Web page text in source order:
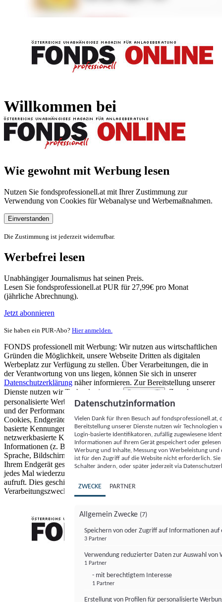
Willkommen bei
Wie gewohnt mit Werbung lesen
Nutzen Sie fondsprofessionell.at mit Ihrer Zustimmung zur
Verwendung von Cookies für Webanalyse und Werbemaßnahmen.
Einverstanden
Die Zustimmung ist jederzeit widerrufbar.
Werbefrei lesen
Unabhängiger Journalismus hat seinen Preis.
Lesen Sie fondsprofessionell.at PUR für 27,99€ pro Monat
(jährliche Abrechnung).
Jetzt abonnieren
Sie haben ein PUR-Abo? Hier anmelden.
FONDS professionell mit Werbung: Wir nutzen aus wirtschaftlichen
Gründen die Möglichkeit, unsere Webseite Dritten als digitalen
Werbeplatz zur Verfügung zu stellen. Über Verarbeitungen, die in
der Verantwortung von uns liegen, können Sie sich in unserer
Datenschutzerklärung näher informieren. Zur Bereitstellung unserer
Dienste nutzen wir Technologien von
Partnern (5)
. Zwecke:
personalisierte Werbung und Inhalte, Messung von Werbeleistung
und der Performance von Inhalten sowie Zielgruppenforschung.
Cookies, Endgeräte- oder ähnliche Online-Kennungen (z. B. login-
basierte Kennungen, zufällig generierte Kennungen,
netzwerkbasierte Kennungen) können zusammen mit anderen
Informationen (z. B. Browsertyp und Browserinformationen,
Sprache, Bildschirmgröße, unterstützte Technologien usw.) auf
Ihrem Endgerät gespeichert oder von dort ausgelesen werden, um es
jedes Mal wiederzuerkennen, wenn es eine App oder einer Webseite
aufruft. Dies geschieht für einen oder mehrere der hier aufgeführten
Verarbeitungszwecke.
Datenschutzinformation
Vielen Dank für Ihren Besuch auf
Bereitstellung unserer Dienste nutzen wir Technologien
Login-basierte Identifikatoren, zufällig zugewiesene
Informationen auf Ihrem Gerät gespeichert oder
Werbung und Inhalte, Messung von Werbeleistung
ist für den Zugriff auf die Website nicht erforderlich.
Schalter ändern, oder später jederzeit via
ZWECKE PARTNER
Allgemein Zwecke (7)
Speichern von oder Zugriff auf Informationen auf
3 Partner
Verwendung reduzierter Daten zur Auswahl von
1 Partner
- mit berechtigtem Interesse
1 Partner
Erstellung von Profilen für personalisierte
FONDS professionell